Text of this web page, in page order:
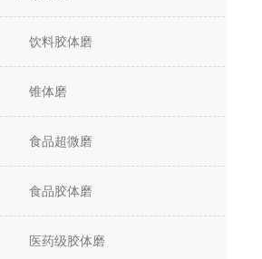
饮料胶体磨
锥体磨
食品超微磨
食品胶体磨
医药级胶体磨